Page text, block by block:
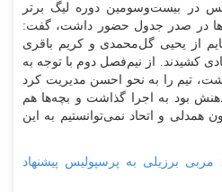
در بیست‌وسومین دوره لیگ برتر
در صدر جدول حضور داشت، گفت:
از یحیی گل‌محمدی و کریم باقری
کشیدند. از نیم‌فصل دوم با توجه به
تیم را به نحو احسن مدیریت کرد
بود به اجرا گذاشت و بچه‌ها هم
همدلی و اتحاد نمی‌توانستیم به این
پس از دایی و اسکوچیچ، 2 مربی برزیلی به پرسپولیس پیشنهاد